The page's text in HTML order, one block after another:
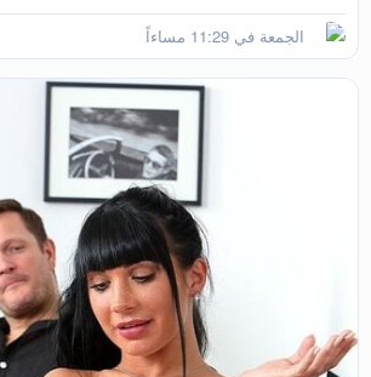
الجمعة في 11:29 مساءاً